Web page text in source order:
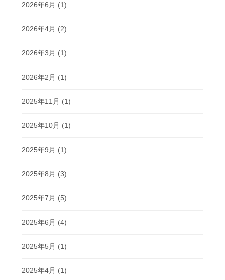
2026年6月 (1)
2026年4月 (2)
2026年3月 (1)
2026年2月 (1)
2025年11月 (1)
2025年10月 (1)
2025年9月 (1)
2025年8月 (3)
2025年7月 (5)
2025年6月 (4)
2025年5月 (1)
2025年4月 (1)